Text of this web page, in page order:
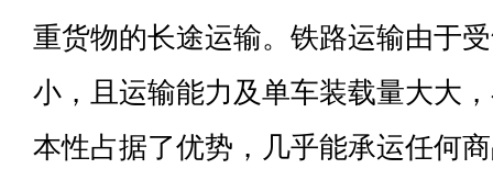
重货物的长途运输。铁路运输由于
小，且运输能力及单车装载量大大
本性占据了优势，几乎能承运任何